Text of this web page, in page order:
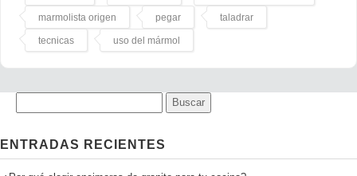
marmolista origen pegar taladrar
tecnicas uso del mármol
ENTRADAS RECIENTES